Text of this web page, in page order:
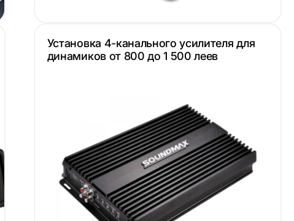
Установка 4-канального усилителя для
динамиков от 800 до 1 500 леев